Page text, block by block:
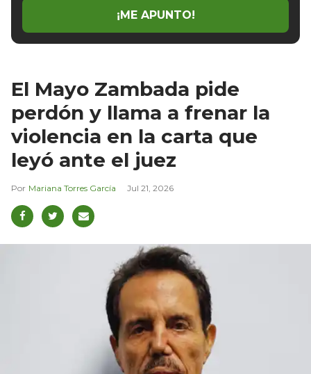
¡ME APUNTO!
El Mayo Zambada pide
perdón y llama a frenar la
violencia en la carta que
leyó ante el juez
Mariana Torres García Jul 21, 2026